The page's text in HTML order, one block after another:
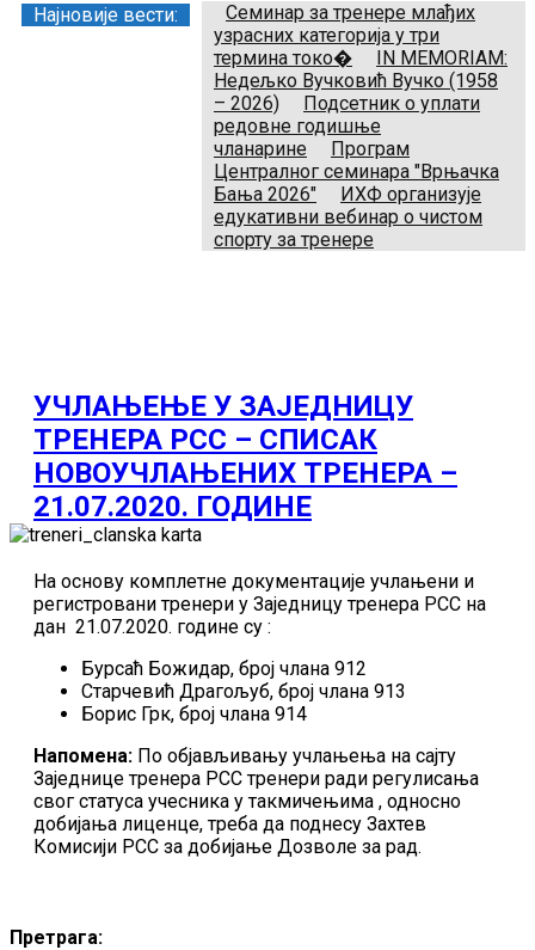
Најновије вести:
Семинар за тренере млађих
узрасних категорија у три
термина токо�
IN MEMORIAM:
Недељко Вучковић Вучко (1958
– 2026)
Подсетник о уплати
редовне годишње
чланарине
Програм
Централног семинара "Врњачка
Бања 2026"
ИХФ организује
едукативни вебинар о чистом
спорту за тренере
УЧЛАЊЕЊЕ У ЗАЈЕДНИЦУ
ТРЕНЕРА РСС – СПИСАК
НОВОУЧЛАЊЕНИХ ТРЕНЕРА –
21.07.2020. ГОДИНЕ
На основу комплетне документације учлањени и
регистровани тренери у Заједницу тренера РСС на
дан 21.07.2020. године су :
Бурсаћ Божидар, број члана 912
Старчевић Драгољуб, број члана 913
Борис Грк, број члана 914
Напомена: По објављивању учлањења на сајту
Заједнице тренера РСС тренери ради регулисања
свог статуса учесника у такмичењима , односно
добијања лиценце, треба да поднесу Захтев
Комисији РСС за добијање Дозволе за рад.
Претрага: